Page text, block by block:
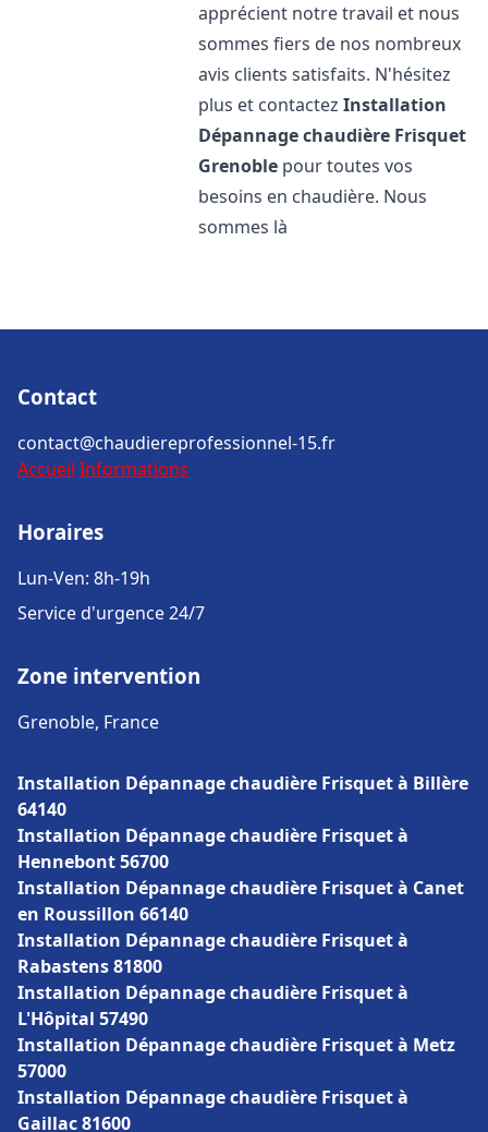
apprécient notre travail et nous
sommes fiers de nos nombreux
avis clients satisfaits. N'hésitez
plus et contactezInstallation
Dépannage chaudière Frisquet
Grenoble pour toutes vos
besoins en chaudière. Nous
sommes là
Contact
contact@chaudiereprofessionnel-15.fr
Accueil Informations
Horaires
Lun-Ven: 8h-19h
Service d'urgence 24/7
Zone intervention
Grenoble, France
Installation Dépannage chaudière Frisquet à Billère
64140
Installation Dépannage chaudière Frisquet à
Hennebont 56700
Installation Dépannage chaudière Frisquet à Canet
en Roussillon 66140
Installation Dépannage chaudière Frisquet à
Rabastens 81800
Installation Dépannage chaudière Frisquet à
L'Hôpital 57490
Installation Dépannage chaudière Frisquet à Metz
57000
Installation Dépannage chaudière Frisquet à
Gaillac 81600